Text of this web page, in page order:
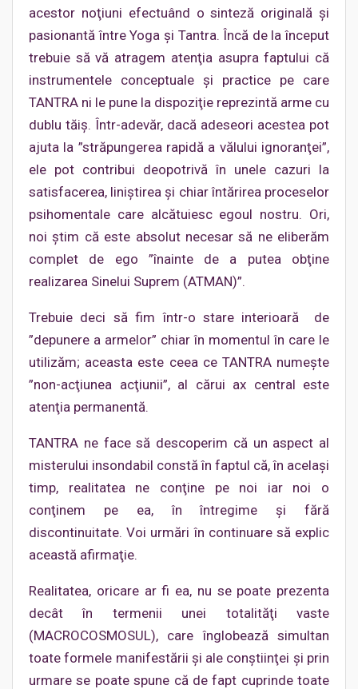
acestor noţiuni efectuând o sinteză originală şi
pasionantă între Yoga şi Tantra. Încă de la început
trebuie să vă atragem atenţia asupra faptului că
instrumentele conceptuale şi practice pe care
TANTRA ni le pune la dispoziţie reprezintă arme cu
dublu tăiş. Într-adevăr, dacă adeseori acestea pot
ajuta la ”străpungerea rapidă a vălului ignoranţei”,
ele pot contribui deopotrivă în unele cazuri la
satisfacerea, liniştirea şi chiar întărirea proceselor
psihomentale care alcătuiesc egoul nostru. Ori,
noi ştim că este absolut necesar să ne eliberăm
complet de ego ”înainte de a putea obţine
realizarea Sinelui Suprem (ATMAN)”.
Trebuie deci să fim într-o stare interioară de
”depunere a armelor” chiar în momentul în care le
utilizăm; aceasta este ceea ce TANTRA numeşte
”non-acţiunea acţiunii”, al cărui ax central este
atenţia permanentă.
TANTRA ne face să descoperim că un aspect al
misterului insondabil constă în faptul că, în acelaşi
timp, realitatea ne conţine pe noi iar noi o
conţinem pe ea, în întregime şi fără
discontinuitate. Voi urmări în continuare să explic
această afirmaţie.
Realitatea, oricare ar fi ea, nu se poate prezenta
decât în termenii unei totalităţi vaste
(MACROCOSMOSUL), care înglobează simultan
toate formele manifestării şi ale conştiinţei şi prin
urmare se poate spune că de fapt cuprinde toate